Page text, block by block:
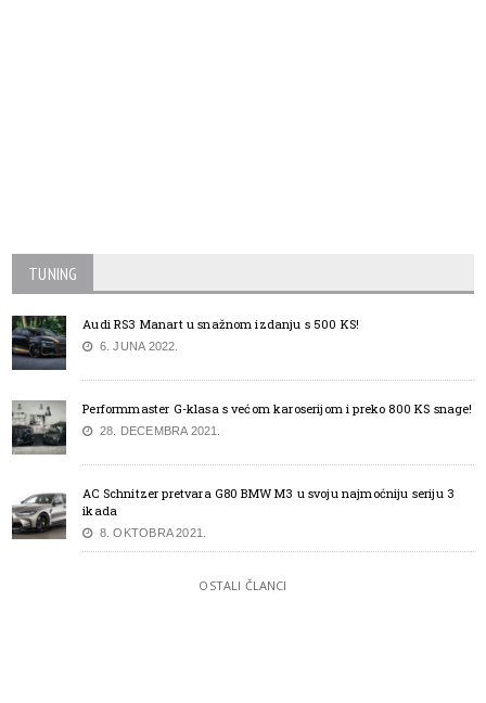
TUNING
Audi RS3 Manart u snažnom izdanju s 500 KS!
6. JUNA 2022.
Performmaster G-klasa s većom karoserijom i preko 800 KS snage!
28. DECEMBRA 2021.
AC Schnitzer pretvara G80 BMW M3 u svoju najmoćniju seriju 3
ikada
8. OKTOBRA 2021.
OSTALI ČLANCI